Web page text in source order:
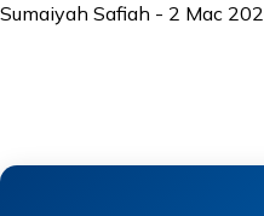
Sumaiyah Safiah - 2 Mac